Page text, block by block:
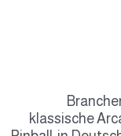
klassische